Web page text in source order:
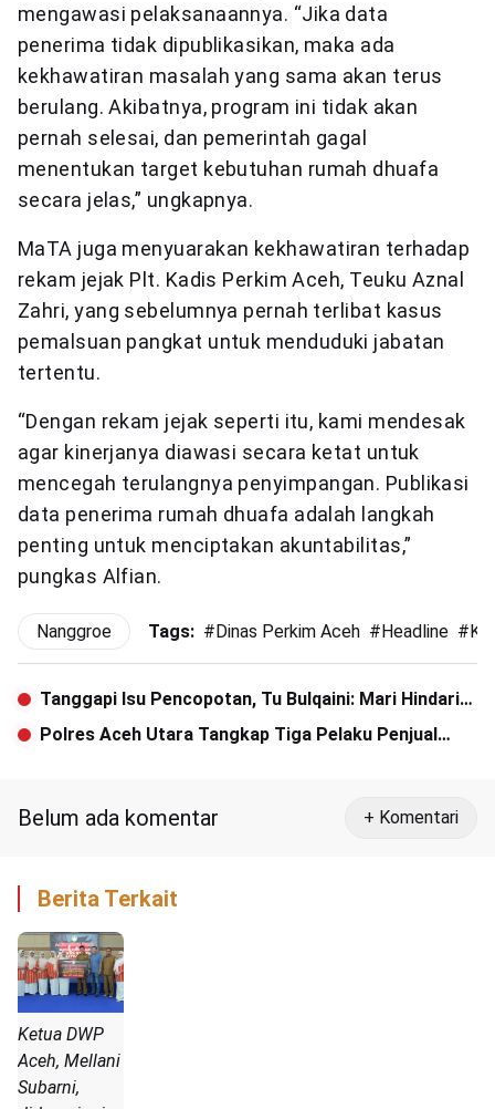
mengawasi pelaksanaannya. “Jika data
penerima tidak dipublikasikan, maka ada
kekhawatiran masalah yang sama akan terus
berulang. Akibatnya, program ini tidak akan
pernah selesai, dan pemerintah gagal
menentukan target kebutuhan rumah dhuafa
secara jelas,” ungkapnya.
MaTA juga menyuarakan kekhawatiran terhadap
rekam jejak Plt. Kadis Perkim Aceh, Teuku Aznal
Zahri, yang sebelumnya pernah terlibat kasus
pemalsuan pangkat untuk menduduki jabatan
tertentu.
“Dengan rekam jejak seperti itu, kami mendesak
agar kinerjanya diawasi secara ketat untuk
mencegah terulangnya penyimpangan. Publikasi
data penerima rumah dhuafa adalah langkah
penting untuk menciptakan akuntabilitas,”
pungkas Alfian.
Nanggroe Tags: #Dinas Perkim Aceh #Headline #
Tanggapi Isu Pencopotan, Tu Bulqaini: Mari Hindari
Fitnah!
Polres Aceh Utara Tangkap Tiga Pelaku Penjual
Belum ada komentar + Komentari
Berita Terkait
Ketua DWP
Aceh, Mellani
Subarni,